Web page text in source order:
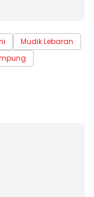
Mudik Lebaran